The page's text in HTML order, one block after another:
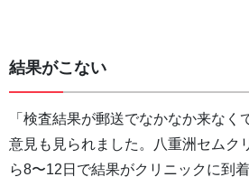
結果がこない
「検査結果が郵送でなかなか来なく
意見も見られました。八重洲セムク
ら8〜12日で結果がクリニックに到